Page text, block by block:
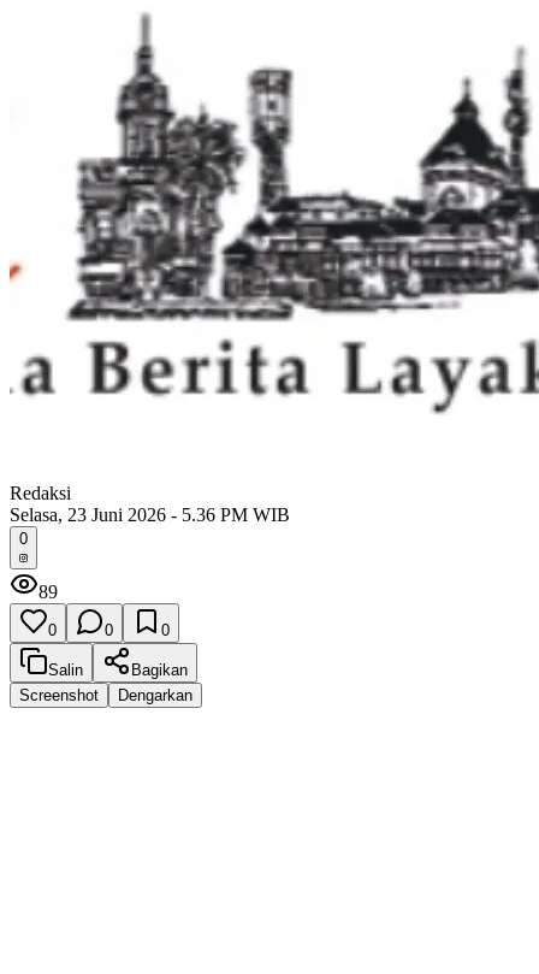
Redaksi
Selasa, 23 Juni 2026 - 5.36 PM WIB
0
89
0 0 0
Salin
Bagikan
Screenshot
Dengarkan